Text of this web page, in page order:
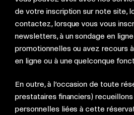
de votre inscription sur note site,
contactez, lorsque vous vous
newsletters, à un sondage en
promotionnelles ou avez recours
en ligne ou à une quelconque
En outre, à l’occasion de toute
prestataires financiers)
personnelles liées à cette